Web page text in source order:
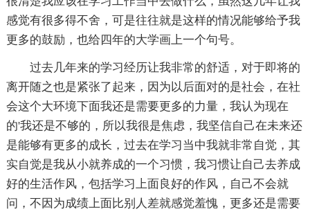
感觉有很多得不舍，可是往往就是这样的情况能够给予我
更多的鼓励，也给四年的大学画上一个句号。
过去几年来的学习经历让我非常的舒适，对于即将的
离开随之也是紧张了起来，因为以后面对的是社会，在社
会这个大环境下面我还是需要更多的力量，我认为现在
的'我还是不够的，所以我很是焦虑，我坚信自己在未来还
是能够有更多的成长，过去在学习当中我就非常自觉，其
实自觉是我从小就养成的一个习惯，我习惯让自己去养成
好的生活作风，包括学习上面良好的作风，自己不会就
问，不因为成绩上面比别人差就感觉羞愧，更多还是需要